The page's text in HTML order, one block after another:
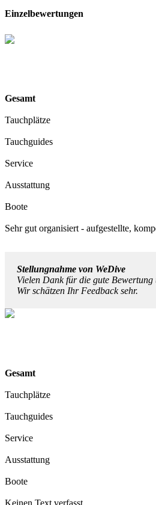
Einzelbewertungen
Gesamt
Tauchplätze
Tauchguides
Service
Ausstattung
Boote
Sehr gut organisiert - aufgestellte,
Stellungnahme von WeDive
Vielen Dank für die gute
Wir schätzen Ihr Feedback sehr.
Gesamt
Tauchplätze
Tauchguides
Service
Ausstattung
Boote
Keinen Text verfasst